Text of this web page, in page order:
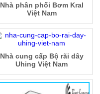
Nhà phân phối Bơm Kral
Việt Nam
Nhà cung cấp Bộ rãi dây
Uhing Việt Nam